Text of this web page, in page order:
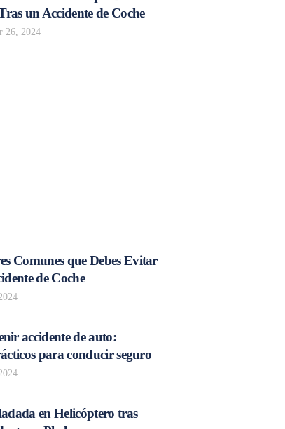
un Accidente de Coche
26, 2024
Comunes que Debes Evitar
de Coche
accidente de auto:
para conducir seguro
en Helicóptero tras